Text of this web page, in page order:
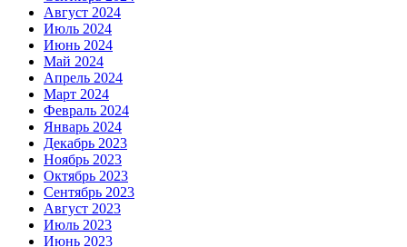
Август 2024
Июль 2024
Июнь 2024
Май 2024
Апрель 2024
Март 2024
Февраль 2024
Январь 2024
Декабрь 2023
Ноябрь 2023
Октябрь 2023
Сентябрь 2023
Август 2023
Июль 2023
Июнь 2023